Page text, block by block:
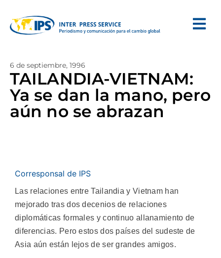
6 de septiembre, 1996
TAILANDIA-VIETNAM:
Ya se dan la mano, pero
aún no se abrazan
Corresponsal de IPS
Las relaciones entre Tailandia y Vietnam han
mejorado tras dos decenios de relaciones
diplomáticas formales y continuo allanamiento de
diferencias. Pero estos dos países del sudeste de
Asia aún están lejos de ser grandes amigos.